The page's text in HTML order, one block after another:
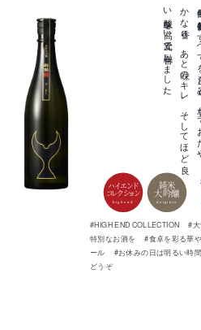
醸
。
ハイエンド
コレクション
highend
純米
大吟醸
daiginjo
#HIGH END COLLECTION #
特別なお酒を
#食卓を彩る華
ール
#お休みの日は明るい時
どうぞ